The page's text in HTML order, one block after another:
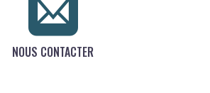
NOUS CONTACTER